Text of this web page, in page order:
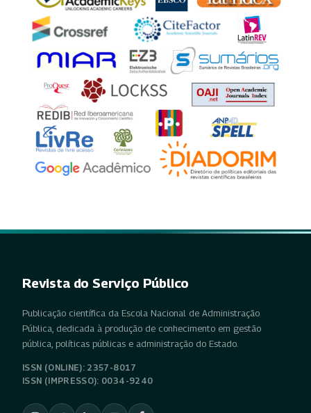
Revista do Serviço Público
Publicação científica da Escola Nacional de Administração
Pública, dedicada à produção de conhecimento em gestão
pública, políticas públicas e administração do Estado.
ISSN (ONLINE): 2357-8017
ISSN (IMPRESSO): 0034-9240